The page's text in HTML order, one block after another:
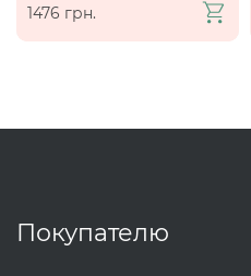
1476 грн.
Покупателю